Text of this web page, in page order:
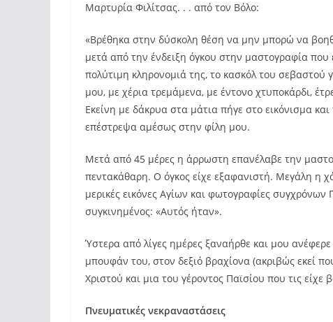
Μαρτυρία Φιλίτσας. . . από τον Βόλο:
«Βρέθηκα στην δύσκολη θέση να μην μπορώ να
μετά από την ένδειξη όγκου στην μαστογραφία
πολύτιμη κληρονομιά της, το κασκόλ του
μου, με χέρια τρεμάμενα, με έντονο χτυποκάρδι,
Εκείνη με δάκρυα στα μάτια πήγε στο εικόνισμα
επέστρεψα αμέσως στην φίλη μου.
Μετά από 45 μέρες η άρρωστη επανέλαβε την
πεντακάθαρη. Ο όγκος είχε εξαφανιστή. Μεγάλη η
μερικές εικόνες Αγίων και φωτογραφίες
συγκινημένος: «Αυτός ήταν».
Ύστερα από λίγες ημέρες ξαναήρθε και μου
μπουφάν του, στον δεξιό βραχίονα (ακριβώς εκεί
Χριστού και μια του γέροντος Παϊσίου που τις
Πνευματικές νεκραναστάσεις